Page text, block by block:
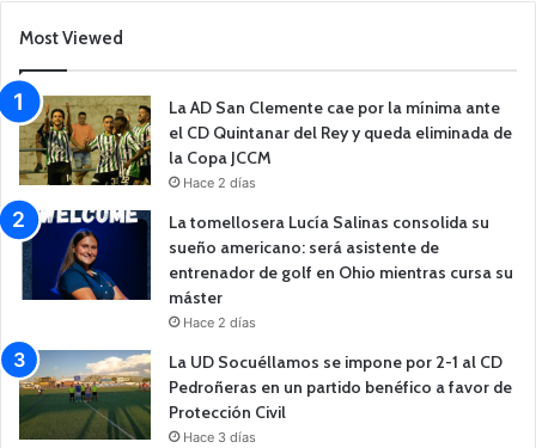
Most Viewed
La AD San Clemente cae por la mínima ante
el CD Quintanar del Rey y queda eliminada de
la Copa JCCM
Hace 2 días
La tomellosera Lucía Salinas consolida su
sueño americano: será asistente de
entrenador de golf en Ohio mientras cursa su
máster
Hace 2 días
La UD Socuéllamos se impone por 2-1 al CD
Pedroñeras en un partido benéfico a favor de
Protección Civil
Hace 3 días